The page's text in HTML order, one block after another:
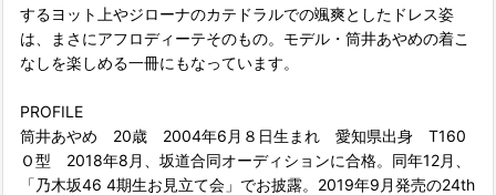
するヨット上やジローナのカテドラルでの颯爽としたドレス姿
は、まさにアフロディーテそのもの。モデル・筒井あやめの着こ
なしを楽しめる一冊にもなっています。
PROFILE
筒井あやめ 20歳 2004年6月８日生まれ 愛知県出身 T160
Ｏ型 2018年8月、坂道合同オーディションに合格。同年12月、
「乃木坂46 4期生お見立て会」でお披露。2019年9月発売の24th